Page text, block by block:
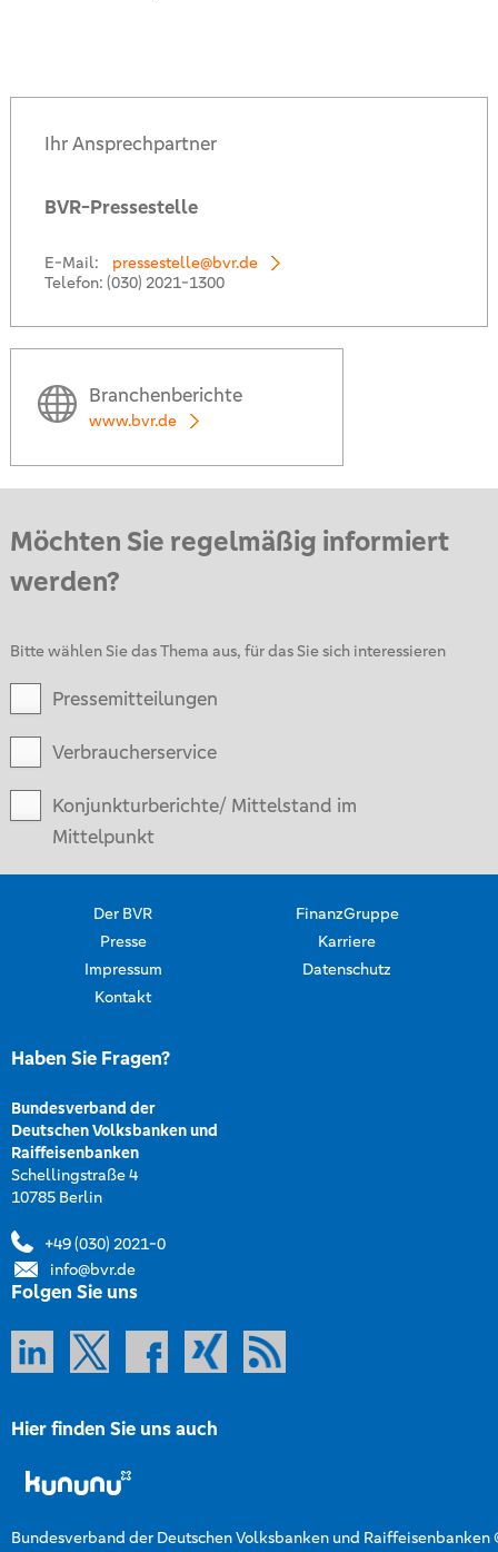
Ihr Ansprechpartner
BVR-Pressestelle
E-Mail:
pressestelle@bvr.de
Telefon: (030) 2021-1300
Branchenberichte
www.bvr.de
Möchten Sie regelmäßig informiert
werden?
Bitte wählen Sie das Thema aus, für das Sie sich interessieren
Pressemitteilungen
Verbraucherservice
Konjunkturberichte/ Mittelstand im
Mittelpunkt
Der BVR
FinanzGruppe
Presse
Karriere
Impressum
Datenschutz
Kontakt
Haben Sie Fragen?
Bundesverband der
Deutschen Volksbanken und
Raiffeisenbanken
Schellingstraße 4
10785 Berlin
+49 (030) 2021-0
info@bvr.de
Folgen Sie uns
Hier finden Sie uns auch
Bundesverband der Deutschen Volksbanken und Raiffeisenbanken